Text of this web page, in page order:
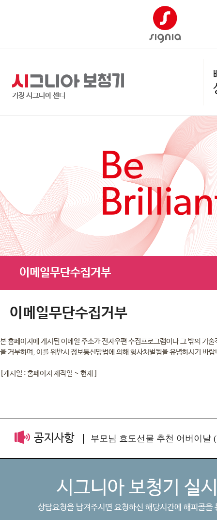
기장 시그니아 센터
이메일무단수집거부
이메일무단수집거부
을 거부하며, 이를 위반시 정보통신망법에 의해 형사처벌됨을 유념하시기 바랍
[게시일 : 홈페이지 제작일 ~ 현재 ]
공지사항 부모님 효도선물 추천 어버이날
시그니아 보청기 실
상담요청을 남겨주시면 요청하신 해당시간에 해피콜을